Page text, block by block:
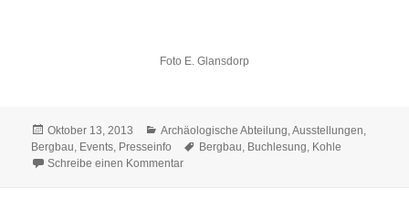
Foto E. Glansdorp
Veröffentlicht
am
Oktober 13, 2013 Kategorien
Archäologische Abteilung,Ausstellungen,
Bergbau, Events, Presseinfo Schlagwörter
Bergbau, Buchlesung, Kohle
Schreibe einen Kommentarzu Ressource Kohle, Ressource Mensch